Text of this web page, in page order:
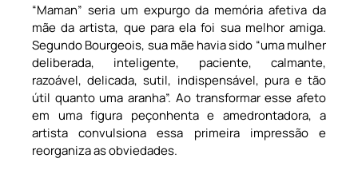
“Maman” seria um expurgo da memória afetiva da
mãe da artista, que para ela foi sua melhor amiga.
Segundo Bourgeois, sua mãe havia sido “uma mulher
deliberada, inteligente, paciente, calmante,
razoável, delicada, sutil, indispensável, pura e tão
útil quanto uma aranha”. Ao transformar esse afeto
em uma figura peçonhenta e amedrontadora, a
artista convulsiona essa primeira impressão e
reorganiza as obviedades.